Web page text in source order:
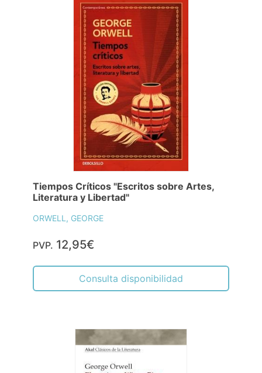
Tiempos Críticos "Escritos sobre Artes,
Literatura y Libertad"
ORWELL, GEORGE
PVP. 12,95€
Consulta disponibilidad